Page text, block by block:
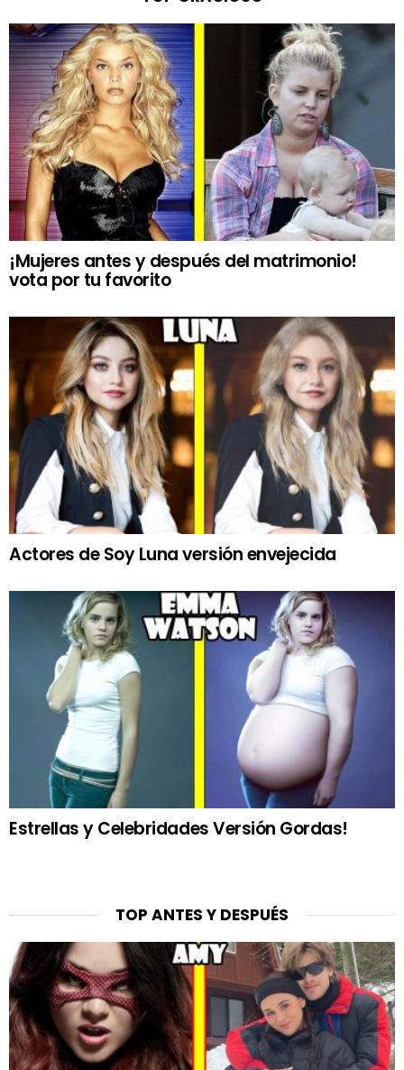
¡Mujeres antes y después del matrimonio!
vota por tu favorito
Actores de Soy Luna versión envejecida
Estrellas y Celebridades Versión Gordas!
TOP ANTES Y DESPUÉS